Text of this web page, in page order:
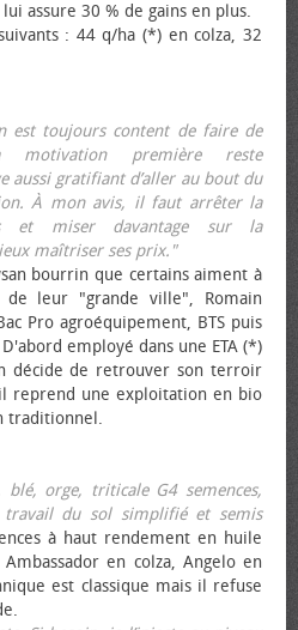
assure 30 % de gains en plus.
: 44 q/ha (*) en colza, 32
est toujours content de faire de
motivation première reste
aussi gratifiant d’aller au bout du
À mon avis, il faut arrêter la
et miser davantage sur la
maîtriser ses prix."
bourrin que certains aiment à
leur "grande ville", Romain
Pro agroéquipement, BTS puis
employé dans une ETA (*)
décide de retrouver son terroir
reprend une exploitation en bio
traditionnel.
blé, orge, triticale G4 semences,
du sol simplifié et semis
à haut rendement en huile
en colza, Angelo en
est classique mais il refuse